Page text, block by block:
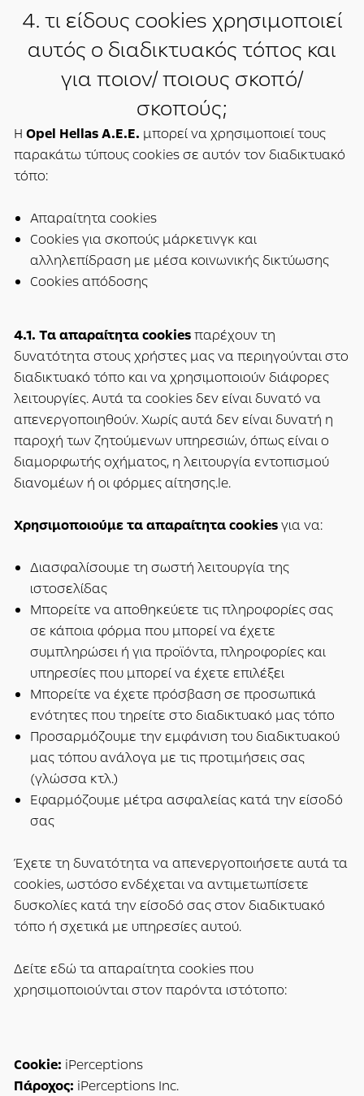
4. τι είδους cookies χρησιμοποιεί
αυτός ο διαδικτυακός τόπος και
για ποιον/ ποιους σκοπό/
σκοπούς;
Η Opel Hellas A.E.E. μπορεί να χρησιμοποιεί τους
παρακάτω τύπους cookies σε αυτόν τον διαδικτυακό
τόπο:
Απαραίτητα cookies
Cookies για σκοπούς μάρκετινγκ και
αλληλεπίδραση με μέσα κοινωνικής δικτύωσης
Cookies απόδοσης
4.1. Τα απαραίτητα cookiesπαρέχουν τη
δυνατότητα στους χρήστες μας να περιηγούνται στο
διαδικτυακό τόπο και να χρησιμοποιούν διάφορες
λειτουργίες. Αυτά τα cookies δεν είναι δυνατό να
απενεργοποιηθούν. Χωρίς αυτά δεν είναι δυνατή η
παροχή των ζητούμενων υπηρεσιών, όπως είναι ο
διαμορφωτής οχήματος, η λειτουργία εντοπισμού
διανομέων ή οι φόρμες αίτησης.le.
Χρησιμοποιούμε τα απαραίτητα cookiesγια να:
Διασφαλίσουμε τη σωστή λειτουργία της
ιστοσελίδας
Μπορείτε να αποθηκεύετε τις πληροφορίες σας
σε κάποια φόρμα που μπορεί να έχετε
συμπληρώσει ή για προϊόντα, πληροφορίες και
υπηρεσίες που μπορεί να έχετε επιλέξει
Μπορείτε να έχετε πρόσβαση σε προσωπικά
ενότητες που τηρείτε στο διαδικτυακό μας τόπο
Προσαρμόζουμε την εμφάνιση του διαδικτυακού
μας τόπου ανάλογα με τις προτιμήσεις σας
(γλώσσα κτλ.)
Εφαρμόζουμε μέτρα ασφαλείας κατά την είσοδό
σας
Έχετε τη δυνατότητα να απενεργοποιήσετε αυτά τα
cookies, ωστόσο ενδέχεται να αντιμετωπίσετε
δυσκολίες κατά την είσοδό σας στον διαδικτυακό
τόπο ή σχετικά με υπηρεσίες αυτού.
Δείτε εδώ τα απαραίτητα cookies που
χρησιμοποιούνται στον παρόντα ιστότοπο:
Cookie: iPerceptions
Πάροχος: iPerceptions Inc.